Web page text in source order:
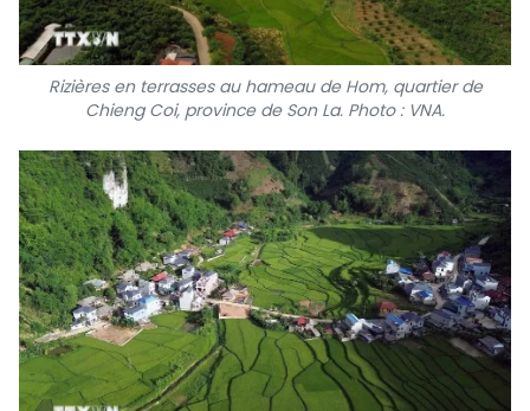
Rizières en terrasses au hameau de Hom, quartier de
Chieng Coi, province de Son La. Photo : VNA.